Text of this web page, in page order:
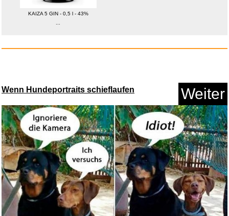
KAIZA 5 GIN - 0,5 l - 43%
...
Anzeige
KAIZA 5 GIN - 0,5 l - 43%
Wenn Hundeportraits schieflaufen Weiter